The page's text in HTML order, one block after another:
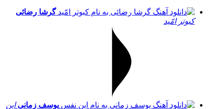
گرشا رضائی
کبوتر امّید
یوسف زمانی این